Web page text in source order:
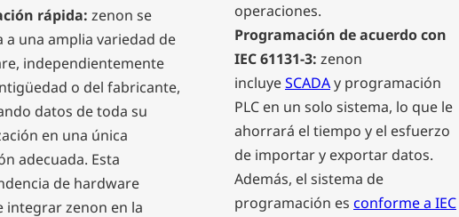
rápida: zenon se
a una amplia variedad de
independientemente
o del fabricante,
datos de toda su
en una única
adecuada. Esta
de hardware
integrar zenon en la
operaciones.
Programación de acuerdo con
IEC 61131-3: zenon
incluyeSCADAy programación
PLC en un solo sistema, lo que le
ahorrará el tiempo y el esfuerzo
de importar y exportar datos.
Además, el sistema de
programación es conforme a IEC